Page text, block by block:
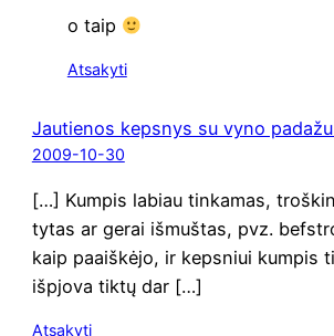
o taip
Atsakyti
Jautienos kepsnys su vyno
2009-10-30
[…] Kum­pis labiau tin­ka­mas,
ty­tas ar gerai išmuš­tas, pvz.
kaip paaiš­kėjo, ir keps­niui kum­pis
išpjo­va tik­tų dar […]
Atsakyti